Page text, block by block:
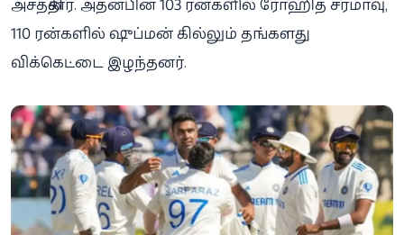
அசத்தினர். அதன்பின் 103 ரன்களில் ரோஹித் சர்மாவு,
110 ரன்களில் ஷுப்மன் கில்லும் தங்களது
விக்கெட்டை இழந்தனர்.